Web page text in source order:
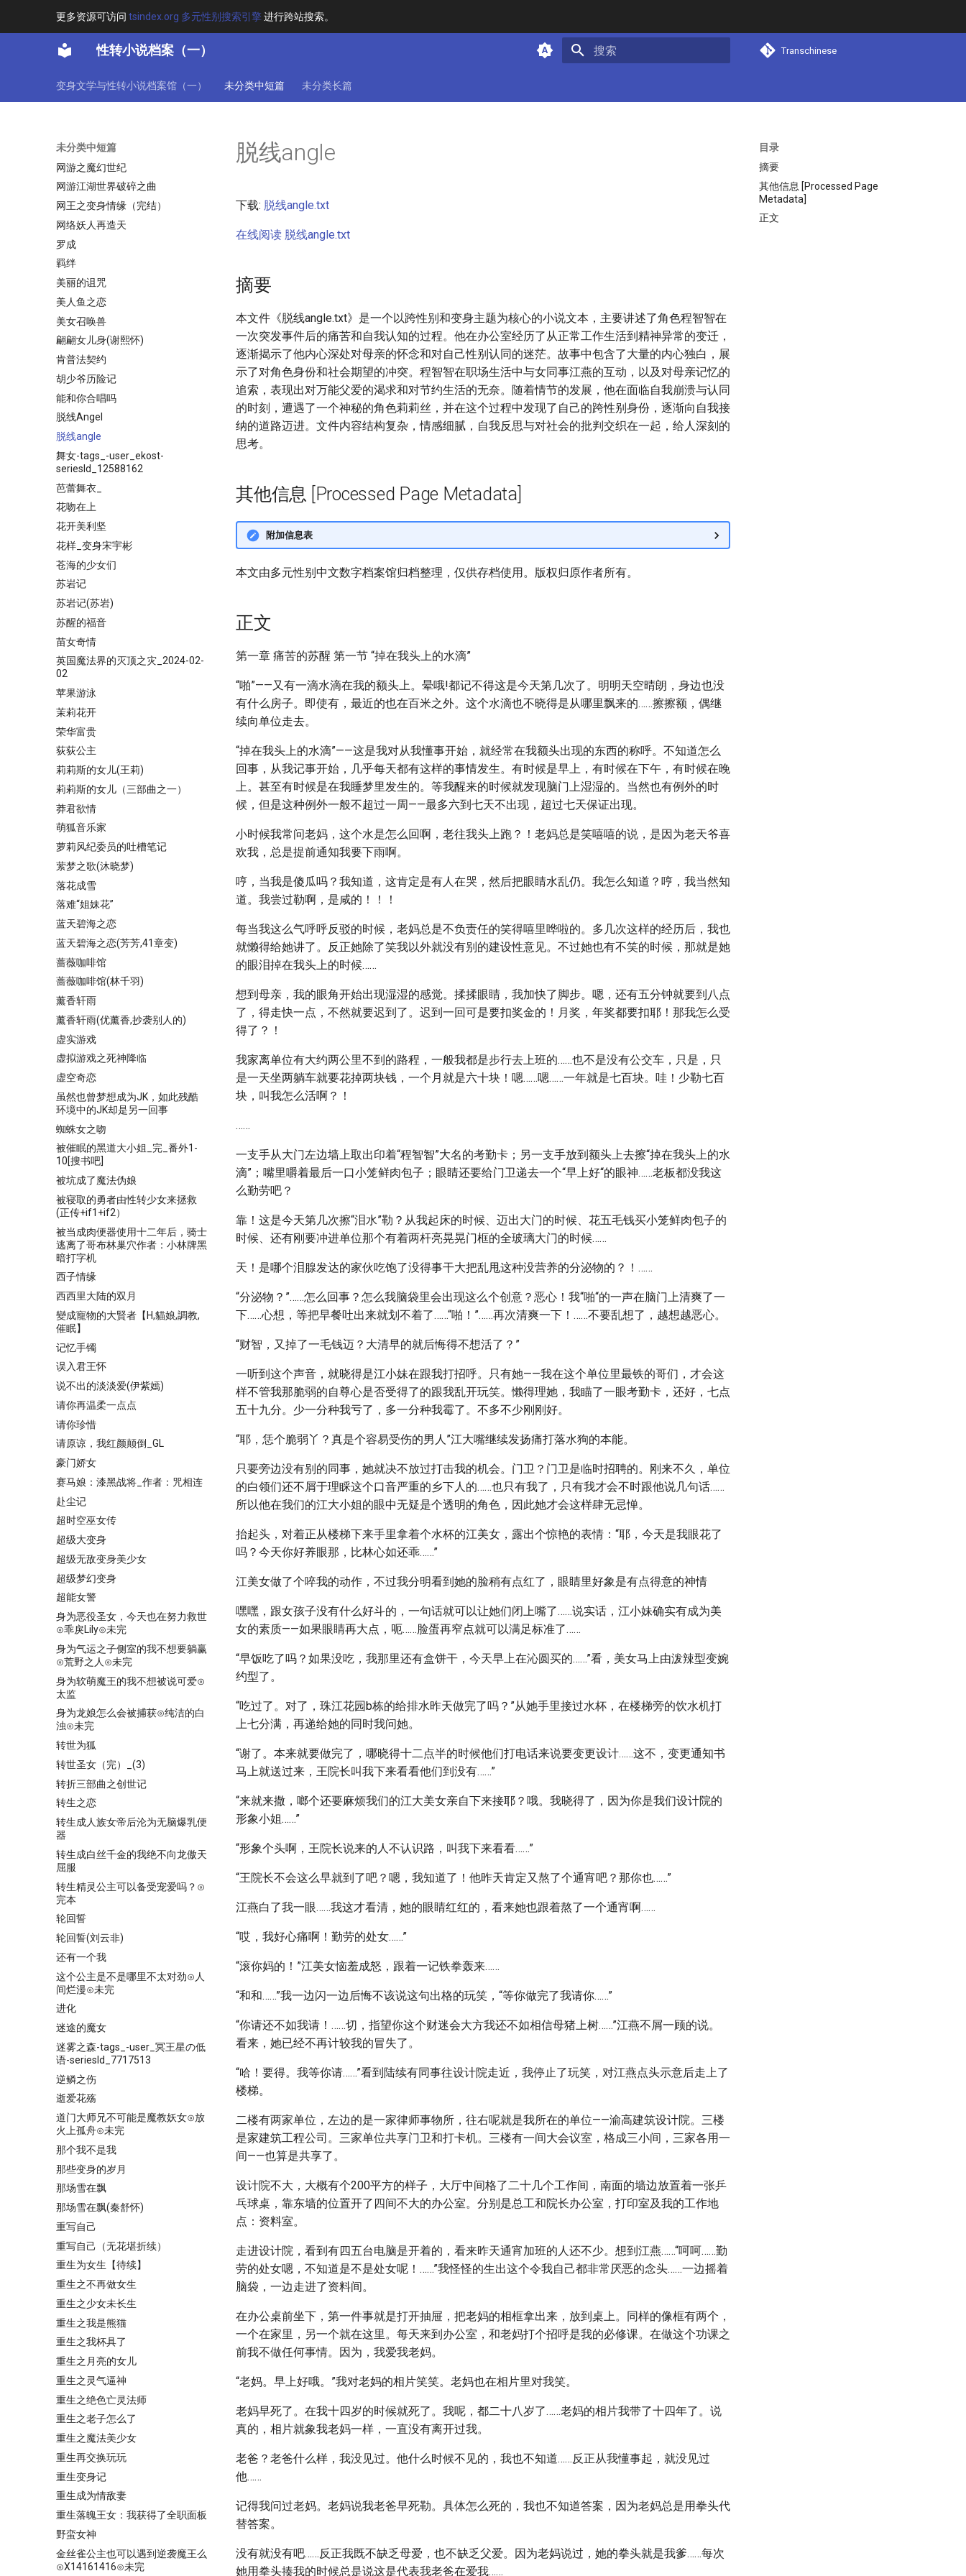
更多资源可访问 tsindex.org 多元性别搜索引擎进行跨站搜索。
性转小说档案（一） Transchinese
变身文学与性转小说档案馆（一） 未分类中短篇 未分类长篇
未分类中短篇
绝色飘香
绮梦红颜
综漫之我是使徒
综漫之魔法少女圣杯战争
网游之变身奇缘
网游之魔幻世纪
网游江湖世界破碎之曲
网王之变身情缘（完结）
网络妖人再造天
罗成
羁绊
美丽的诅咒
美人鱼之恋
美女召唤兽
翩翩女儿身(谢熙怀)
肯普法契约
胡少爷历险记
能和你合唱吗
脱线Angel
脱线angle
舞女-tags_-user_ekost-
seriesId_12588162
芭蕾舞衣_
花吻在上
花开美利坚
花样_变身宋宇彬
苍海的少女们
苏岩记
苏岩记(苏岩)
苏醒的福音
苗女奇情
英国魔法界的灭顶之灾_2024-02-
02
苹果游泳
茉莉花开
荣华富贵
荻荻公主
莉莉斯的女儿(王莉)
莉莉斯的女儿（三部曲之一）
莽君欲情
萌狐音乐家
萝莉风纪委员的吐槽笔记
萦梦之歌(沐晓梦)
落花成雪
落难“姐妹花”
蓝天碧海之恋
蓝天碧海之恋(芳芳,41章变)
蔷薇咖啡馆
蔷薇咖啡馆(林千羽)
薰香轩雨
薰香轩雨(优薰香,抄袭别人的)
虚实游戏
虚拟游戏之死神降临
虚空奇恋
虽然也曾梦想成为JK，如此残酷
环境中的JK却是另一回事
蜘蛛女之吻
被催眠的黑道大小姐_完_番外1-
10[搜书吧]
被坑成了魔法伪娘
被寝取的勇者由性转少女来拯救
(正传+if1+if2）
被当成肉便器使用十二年后，骑士
逃离了哥布林巢穴作者：小林牌黑
暗打字机
西子情缘
西西里大陆的双月
變成寵物的大賢者【H,貓娘,調教,
催眠】
记忆手镯
误入君王怀
说不出的淡淡爱(伊紫嫣)
请你再温柔一点点
请你珍惜
请原谅，我红颜颠倒_GL
豪门娇女
赛马娘：漆黑战将_作者：咒相连
赴尘记
超时空巫女传
超级大变身
超级无敌变身美少女
超级梦幻变身
超能女警
身为恶役圣女，今天也在努力救世
⊙乖戾Lily⊙未完
身为气运之子侧室的我不想要躺赢
⊙荒野之人⊙未完
身为软萌魔王的我不想被说可爱⊙
太监
身为龙娘怎么会被捕获⊙纯洁的白
浊⊙未完
转世为狐
转世圣女（完）_(3)
转折三部曲之创世记
转生之恋
转生成人族女帝后沦为无脑爆乳便
器
转生成白丝千金的我绝不向龙傲天
屈服
转生精灵公主可以备受宠爱吗？⊙
完本
轮回誓
轮回誓(刘云非)
还有一个我
这个公主是不是哪里不太对劲⊙人
间烂漫⊙未完
进化
迷途的魔女
迷雾之森-tags_-user_冥王星の低
语-seriesId_7717513
逆鳞之伤
逝爱花殇
道门大师兄不可能是魔教妖女⊙放
火上孤舟⊙未完
那个我不是我
那些变身的岁月
那场雪在飘
那场雪在飘(秦舒怀)
重写自己
重写自己（无花堪折续）
重生为女生【待续】
重生之不再做女生
重生之少女未长生
重生之我是熊猫
重生之我杯具了
重生之月亮的女儿
重生之灵气逼神
重生之绝色亡灵法师
重生之老子怎么了
重生之魔法美少女
重生再交换玩玩
重生变身记
重生成为情敌妻
重生落魄王女：我获得了全职面板
野蛮女神
金丝雀公主也可以遇到逆袭魔王么
⊙X14161416⊙未完
目录
摘要
其他信息 [Processed Page
Metadata]
正文
脱线angle
下载: 脱线angle.txt
在线阅读 脱线angle.txt
摘要
本文件《脱线angle.txt》是一个以跨性别和变身主题为核心的小说文本，主要讲述了角色程智智在
一次突发事件后的痛苦和自我认知的过程。他在办公室经历了从正常工作生活到精神异常的变迁，
逐渐揭示了他内心深处对母亲的怀念和对自己性别认同的迷茫。故事中包含了大量的内心独白，展
示了对角色身份和社会期望的冲突。程智智在职场生活中与女同事江燕的互动，以及对母亲记忆的
追索，表现出对万能父爱的渴求和对节约生活的无奈。随着情节的发展，他在面临自我崩溃与认同
的时刻，遭遇了一个神秘的角色莉莉丝，并在这个过程中发现了自己的跨性别身份，逐渐向自我接
纳的道路迈进。文件内容结构复杂，情感细腻，自我反思与对社会的批判交织在一起，给人深刻的
思考。
其他信息 [Processed Page Metadata]
附加信息表
本文由多元性别中文数字档案馆归档整理，仅供存档使用。版权归原作者所有。
正文
第一章 痛苦的苏醒 第一节 “掉在我头上的水滴”
“啪”——又有一滴水滴在我的额头上。晕哦!都记不得这是今天第几次了。明明天空晴朗，身边也没
有什么房子。即使有，最近的也在百米之外。这个水滴也不晓得是从哪里飘来的……擦擦额，偶继
续向单位走去。
“掉在我头上的水滴”——这是我对从我懂事开始，就经常在我额头出现的东西的称呼。不知道怎么
回事，从我记事开始，几乎每天都有这样的事情发生。有时候是早上，有时候在下午，有时候在晚
上。甚至有时候是在我睡梦里发生的。等我醒来的时候就发现脑门上湿湿的。当然也有例外的时
候，但是这种例外一般不超过一周——最多六到七天不出现，超过七天保证出现。
小时候我常问老妈，这个水是怎么回啊，老往我头上跑？！老妈总是笑嘻嘻的说，是因为老天爷喜
欢我，总是提前通知我要下雨啊。
哼，当我是傻瓜吗？我知道，这肯定是有人在哭，然后把眼睛水乱仍。我怎么知道？哼，我当然知
道。我尝过勒啊，是咸的！！！
每当我这么气呼呼反驳的时候，老妈总是不负责任的笑得嘻里哗啦的。多几次这样的经历后，我也
就懒得给她讲了。反正她除了笑我以外就没有别的建设性意见。不过她也有不笑的时候，那就是她
的眼泪掉在我头上的时候……
想到母亲，我的眼角开始出现湿湿的感觉。揉揉眼睛，我加快了脚步。嗯，还有五分钟就要到八点
了，得走快一点，不然就要迟到了。迟到一回可是要扣奖金的！月奖，年奖都要扣耶！那我怎么受
得了？！
我家离单位有大约两公里不到的路程，一般我都是步行去上班的……也不是没有公交车，只是，只
是一天坐两躺车就要花掉两块钱，一个月就是六十块！嗯……嗯……一年就是七百块。哇！少勒七百
块，叫我怎么活啊？！
……
一支手从大门左边墙上取出印着“程智智”大名的考勤卡；另一支手放到额头上去擦“掉在我头上的水
滴”；嘴里嚼着最后一口小笼鲜肉包子；眼睛还要给门卫递去一个“早上好“的眼神……老板都没我这
么勤劳吧？
靠！这是今天第几次擦“泪水”勒？从我起床的时候、迈出大门的时候、花五毛钱买小笼鲜肉包子的
时候、还有刚要冲进单位那个有着两杆亮晃晃门框的全玻璃大门的时候……
天！是哪个泪腺发达的家伙吃饱了没得事干大把乱甩这种没营养的分泌物的？！……
“分泌物？”……怎么回事？怎么我脑袋里会出现这么个创意？恶心！我“啪“的一声在脑门上清爽了一
下……心想，等把早餐吐出来就划不着了……“啪！”……再次清爽一下！……不要乱想了，越想越恶心。
“财智，又掉了一毛钱迈？大清早的就后悔得不想活了？”
一听到这个声音，就晓得是江小妹在跟我打招呼。只有她——我在这个单位里最铁的哥们，才会这
样不管我那脆弱的自尊心是否受得了的跟我乱开玩笑。懒得理她，我瞄了一眼考勤卡，还好，七点
五十九分。少一分种我亏了，多一分种我霉了。不多不少刚刚好。
“耶，恁个脆弱丫？真是个容易受伤的男人”江大嘴继续发扬痛打落水狗的本能。
只要旁边没有别的同事，她就决不放过打击我的机会。门卫？门卫是临时招聘的。刚来不久，单位
的白领们还不屑于理睬这个口音严重的乡下人的……也只有我了，只有我才会不时跟他说几句话……
所以他在我们的江大小姐的眼中无疑是个透明的角色，因此她才会这样肆无忌惮。
抬起头，对着正从楼梯下来手里拿着个水杯的江美女，露出个惊艳的表情：“耶，今天是我眼花了
吗？今天你好养眼那，比林心如还乖……”
江美女做了个啐我的动作，不过我分明看到她的脸稍有点红了，眼睛里好象是有点得意的神情
嘿嘿，跟女孩子没有什么好斗的，一句话就可以让她们闭上嘴了……说实话，江小妹确实有成为美
女的素质——如果眼睛再大点，呃……脸蛋再窄点就可以满足标准了……
“早饭吃了吗？如果没吃，我那里还有盒饼干，今天早上在沁圆买的……”看，美女马上由泼辣型变婉
约型了。
“吃过了。对了，珠江花园b栋的给排水昨天做完了吗？”从她手里接过水杯，在楼梯旁的饮水机打
上七分满，再递给她的同时我问她。
“谢了。本来就要做完了，哪晓得十二点半的时候他们打电话来说要变更设计……这不，变更通知书
马上就送过来，王院长叫我下来看看他们到没有……”
“来就来撒，啷个还要麻烦我们的江大美女亲自下来接耶？哦。我晓得了，因为你是我们设计院的
形象小姐……”
“形象个头啊，王院长说来的人不认识路，叫我下来看看……”
“王院长不会这么早就到了吧？嗯，我知道了！他昨天肯定又熬了个通宵吧？那你也……”
江燕白了我一眼……我这才看清，她的眼睛红红的，看来她也跟着熬了一个通宵啊……
“哎，我好心痛啊！勤劳的处女……”
“滚你妈的！”江美女恼羞成怒，跟着一记铁拳轰来……
“和和……”我一边闪一边后悔不该说这句出格的玩笑，“等你做完了我请你……”
“你请还不如我请！……切，指望你这个财迷会大方我还不如相信母猪上树……”江燕不屑一顾的说。
看来，她已经不再计较我的冒失了。
“哈！要得。我等你请……”看到陆续有同事往设计院走近，我停止了玩笑，对江燕点头示意后走上了
楼梯。
二楼有两家单位，左边的是一家律师事物所，往右呢就是我所在的单位——渝高建筑设计院。三楼
是家建筑工程公司。三家单位共享门卫和打卡机。三楼有一间大会议室，格成三小间，三家各用一
间——也算是共享了。
设计院不大，大概有个200平方的样子，大厅中间格了二十几个工作间，南面的墙边放置着一张乒
乓球桌，靠东墙的位置开了四间不大的办公室。分别是总工和院长办公室，打印室及我的工作地
点：资料室。
走进设计院，看到有四五台电脑是开着的，看来昨天通宵加班的人还不少。想到江燕……“呵呵……勤
劳的处女嗯，不知道是不是处女呢！……”我怪怪的生出这个令我自己都非常厌恶的念头……一边摇着
脑袋，一边走进了资料间。
在办公桌前坐下，第一件事就是打开抽屉，把老妈的相框拿出来，放到桌上。同样的像框有两个，
一个在家里，另一个就在这里。每天来到办公室，和老妈打个招呼是我的必修课。在做这个功课之
前我不做任何事情。因为，我爱我老妈。
“老妈。早上好哦。”我对老妈的相片笑笑。老妈也在相片里对我笑。
老妈早死了。在我十四岁的时候就死了。我呢，都二十八岁了……老妈的相片我带了十四年了。说
真的，相片就象我老妈一样，一直没有离开过我。
老爸？老爸什么样，我没见过。他什么时候不见的，我也不知道……反正从我懂事起，就没见过
他……
记得我问过老妈。老妈说我老爸早死勒。具体怎么死的，我也不知道答案，因为老妈总是用拳头代
替答案。
没有就没有吧……反正我既不缺乏母爱，也不缺乏父爱。因为老妈说过，她的拳头就是我爹……每次
她用拳头揍我的时候总是说这是代表我老爸在爱我……